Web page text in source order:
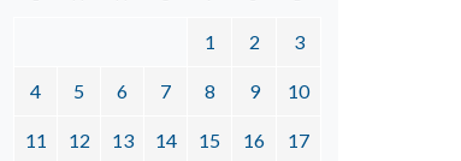
1 2 3
4 5 6 7 8 9 10
11 12 13 14 15 16 17